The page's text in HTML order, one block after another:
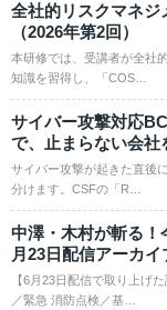
全社的リスクマネ
（2026年第2回）
本研修では、受講者が全社
知識を習得し、「COS…
サイバー攻撃対応
で、止まらない会社
サイバー攻撃が起きた直後
分けます。CSFの「R…
中澤・木村が斬る！
月23日配信アーカイ
【6月23日配信で取り上げ
／緊急 消防点検／基…